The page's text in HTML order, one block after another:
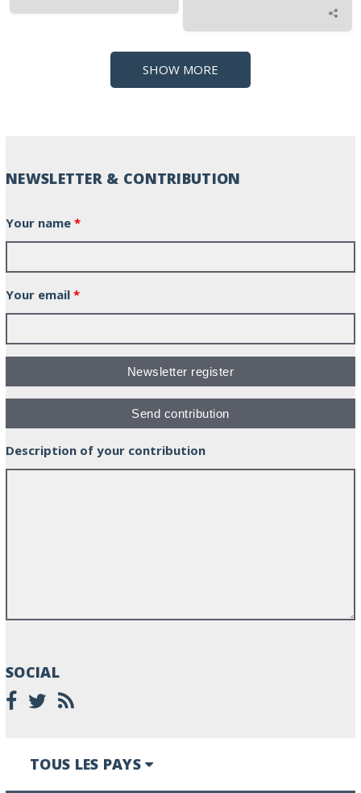
SHOW MORE
NEWSLETTER & CONTRIBUTION
Your name *
Your email *
Description of your contribution
SOCIAL
TOUS LES PAYS